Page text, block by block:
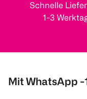
Schnelle
1-3
Mit WhatsApp -